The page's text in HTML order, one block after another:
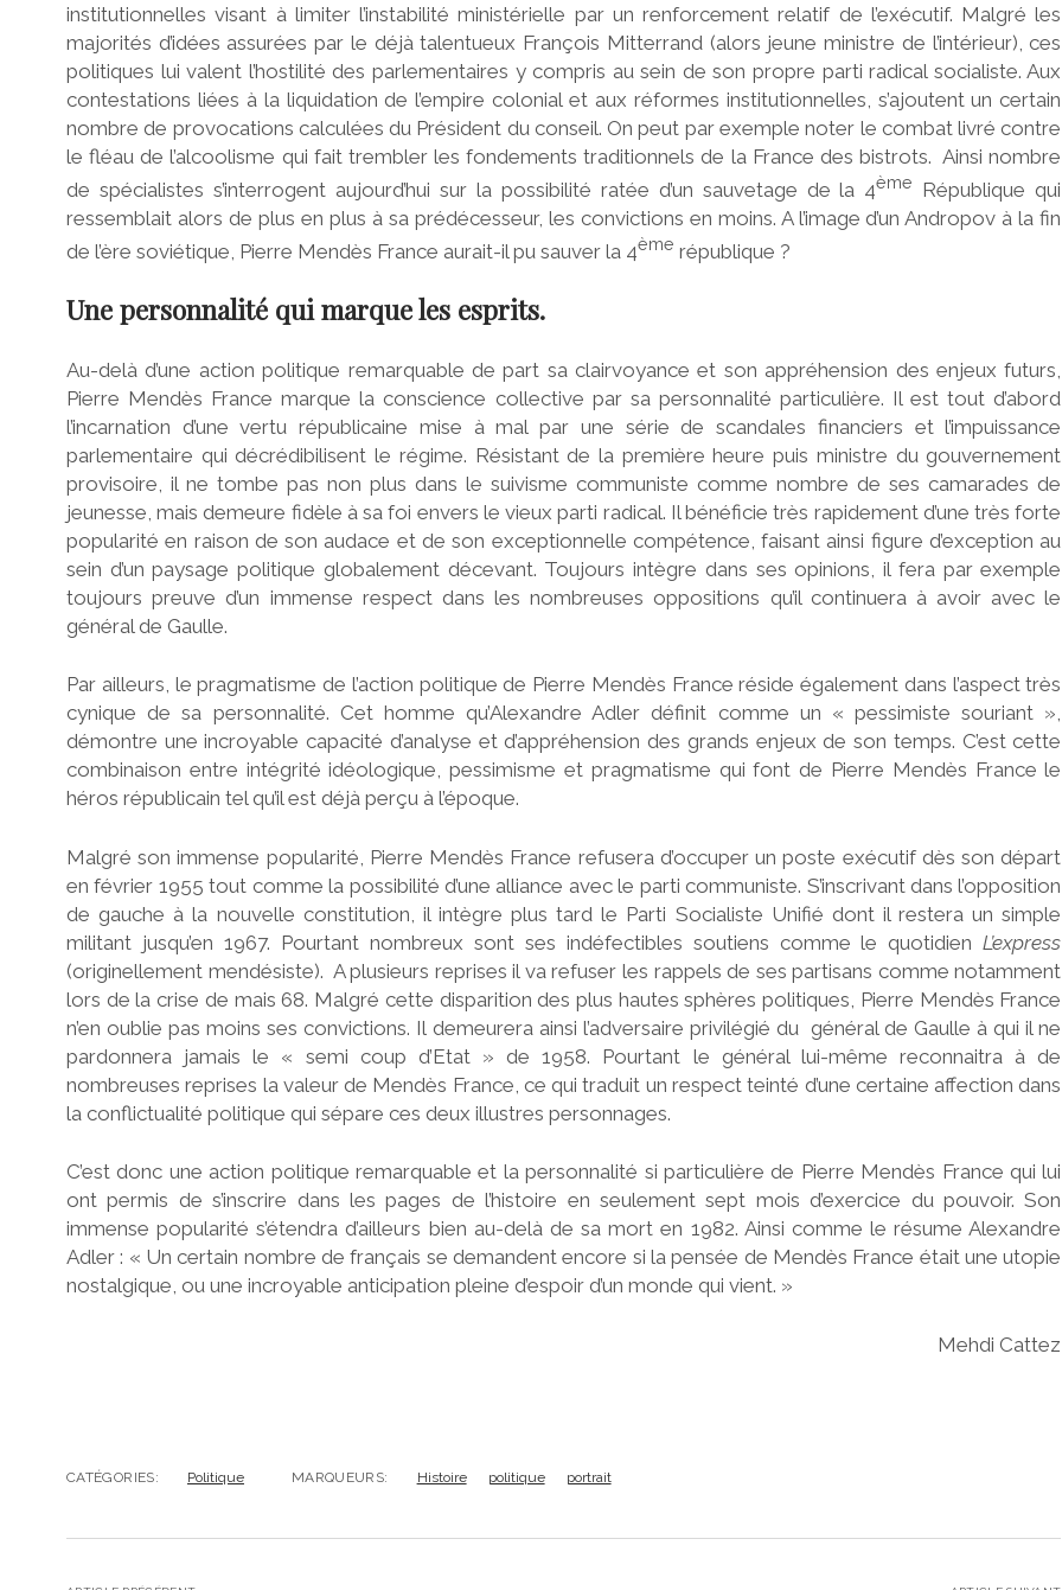
institutionnelles visant à limiter l’instabilité ministérielle par un renforcement relatif de l’exécutif. Malgré les
majorités d’idées assurées par le déjà talentueux François Mitterrand (alors jeune ministre de l’intérieur), ces
politiques lui valent l’hostilité des parlementaires y compris au sein de son propre parti radical socialiste. Aux
contestations liées à la liquidation de l’empire colonial et aux réformes institutionnelles, s’ajoutent un certain
nombre de provocations calculées du Président du conseil. On peut par exemple noter le combat livré contre
le fléau de l’alcoolisme qui fait trembler les fondements traditionnels de la France des bistrots. Ainsi nombre
de spécialistes s’interrogent aujourd’hui sur la possibilité ratée d’un sauvetage de la 4ème
République qui
ressemblait alors de plus en plus à sa prédécesseur, les convictions en moins. A l’image d’un Andropov à la fin
de l’ère soviétique, Pierre Mendès France aurait-il pu sauver la 4ème république ?
Une personnalité qui marque les esprits.
Au-delà d’une action politique remarquable de part sa clairvoyance et son appréhension des enjeux futurs,
Pierre Mendès France marque la conscience collective par sa personnalité particulière. Il est tout d’abord
l’incarnation d’une vertu républicaine mise à mal par une série de scandales financiers et l’impuissance
parlementaire qui décrédibilisent le régime. Résistant de la première heure puis ministre du gouvernement
provisoire, il ne tombe pas non plus dans le suivisme communiste comme nombre de ses camarades de
jeunesse, mais demeure fidèle à sa foi envers le vieux parti radical. Il bénéficie très rapidement d’une très forte
popularité en raison de son audace et de son exceptionnelle compétence, faisant ainsi figure d’exception au
sein d’un paysage politique globalement décevant. Toujours intègre dans ses opinions, il fera par exemple
toujours preuve d’un immense respect dans les nombreuses oppositions qu’il continuera à avoir avec le
général de Gaulle.
Par ailleurs, le pragmatisme de l’action politique de Pierre Mendès France réside également dans l’aspect très
cynique de sa personnalité. Cet homme qu’Alexandre Adler définit comme un « pessimiste souriant »,
démontre une incroyable capacité d’analyse et d’appréhension des grands enjeux de son temps. C’est cette
combinaison entre intégrité idéologique, pessimisme et pragmatisme qui font de Pierre Mendès France le
héros républicain tel qu’il est déjà perçu à l’époque.
Malgré son immense popularité, Pierre Mendès France refusera d’occuper un poste exécutif dès son départ
en février 1955 tout comme la possibilité d’une alliance avec le parti communiste. S’inscrivant dans l’opposition
de gauche à la nouvelle constitution, il intègre plus tard le Parti Socialiste Unifié dont il restera un simple
militant jusqu’en 1967. Pourtant nombreux sont ses indéfectibles soutiens comme le quotidienL’express
(originellement mendésiste). A plusieurs reprises il va refuser les rappels de ses partisans comme notamment
lors de la crise de mais 68. Malgré cette disparition des plus hautes sphères politiques, Pierre Mendès France
n’en oublie pas moins ses convictions. Il demeurera ainsi l’adversaire privilégié du général de Gaulle à qui il ne
pardonnera jamais le « semi coup d’Etat » de 1958. Pourtant le général lui-même reconnaitra à de
nombreuses reprises la valeur de Mendès France, ce qui traduit un respect teinté d’une certaine affection dans
la conflictualité politique qui sépare ces deux illustres personnages.
C’est donc une action politique remarquable et la personnalité si particulière de Pierre Mendès France qui lui
ont permis de s’inscrire dans les pages de l’histoire en seulement sept mois d’exercice du pouvoir. Son
immense popularité s’étendra d’ailleurs bien au-delà de sa mort en 1982. Ainsi comme le résume Alexandre
Adler : « Un certain nombre de français se demandent encore si la pensée de Mendès France était une utopie
nostalgique, ou une incroyable anticipation pleine d’espoir d’un monde qui vient. »
Mehdi Cattez
CATÉGORIES: Politique MARQUEURS: Histoire politique portrait